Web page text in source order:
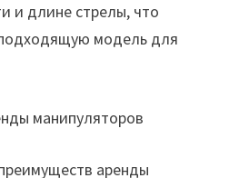
и длине стрелы, что
модель для
манипуляторов
аренды